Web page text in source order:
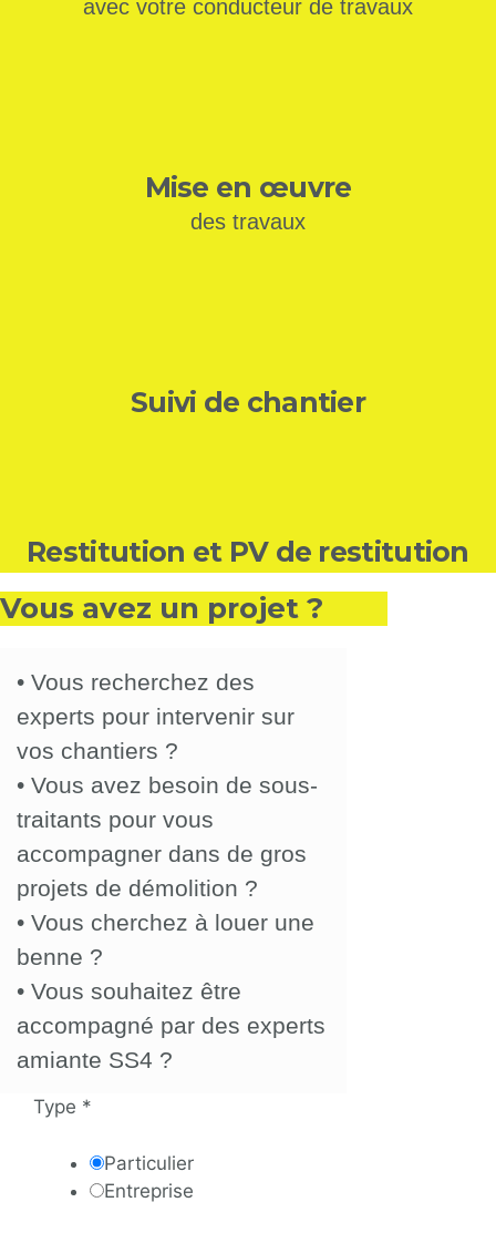
avec votre conducteur de travaux
Mise en œuvre
des travaux
Suivi de chantier
Restitution et PV de restitution
Vous avez un projet ?
• Vous recherchez des
experts pour intervenir sur
vos chantiers ?
• Vous avez besoin de sous-
traitants pour vous
accompagner dans de gros
projets de démolition ?
• Vous cherchez à louer une
benne ?
• Vous souhaitez être
accompagné par des experts
amiante SS4 ?
Type *
Particulier
Entreprise